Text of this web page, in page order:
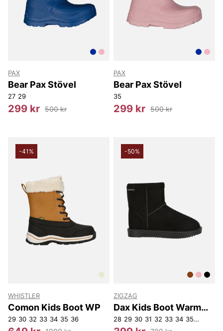
PAX
Bear Pax Stövel
27 29
299 kr 500 kr
PAX
Bear Pax Stövel
35
299 kr 500 kr
-41%
WHISTLER
Comon Kids Boot WP
29 30 32 33 34 35 36
-50%
ZIGZAG
Dax Kids Boot Warm
WP
28 29 30 31 32 33 34 35 36